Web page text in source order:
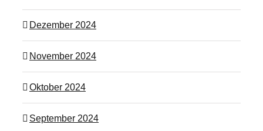
Dezember 2024
November 2024
Oktober 2024
September 2024